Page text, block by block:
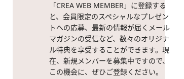
［A］片栗粉：大さじ1／調
椒：少々。
「CREA WEB MEMBER」に登録する
と、会員限定のスペシャルなプレゼン
トへの応募、最新の情報が届くメール
マガジンの受信など、数々のオリジナ
ル特典を享受することができます。現
在、新規メンバーを募集中ですので、
この機会に、ぜひご登録ください。